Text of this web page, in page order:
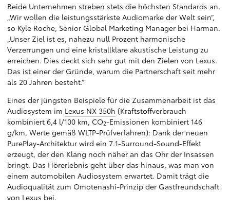
Beide Unternehmen streben stets die höchsten Standards an.
„Wir wollen die leistungsstärkste Audiomarke der Welt sein“,
so Kyle Roche, Senior Global Marketing Manager bei Harman.
„Unser Ziel ist es, nahezu null Prozent harmonische
Verzerrungen und eine kristallklare akustische Leistung zu
erreichen. Dies deckt sich sehr gut mit den Zielen von Lexus.
Das ist einer der Gründe, warum die Partnerschaft seit mehr
als 20 Jahren besteht.“
Eines der jüngsten Beispiele für die Zusammenarbeit ist das
Audiosystem im Lexus NX 350h (Kraftstoffverbrauch
kombiniert 6,4 l/100 km, CO2-Emissionen kombiniert 146
g/km, Werte gemäß WLTP-Prüfverfahren): Dank der neuen
PurePlay-Architektur wird ein 7.1-Surround-Sound-Effekt
erzeugt, der den Klang noch näher an das Ohr der Insassen
bringt. Das Hörerlebnis geht über das hinaus, was man von
einem automobilen Audiosystem erwartet. Damit trägt die
Audioqualität zum Omotenashi-Prinzip der Gastfreundschaft
von Lexus bei.